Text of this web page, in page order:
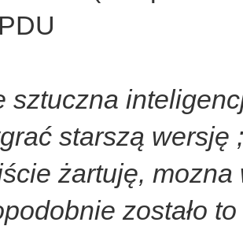
sztuczna
starszą wersję
żartuję,
zostało